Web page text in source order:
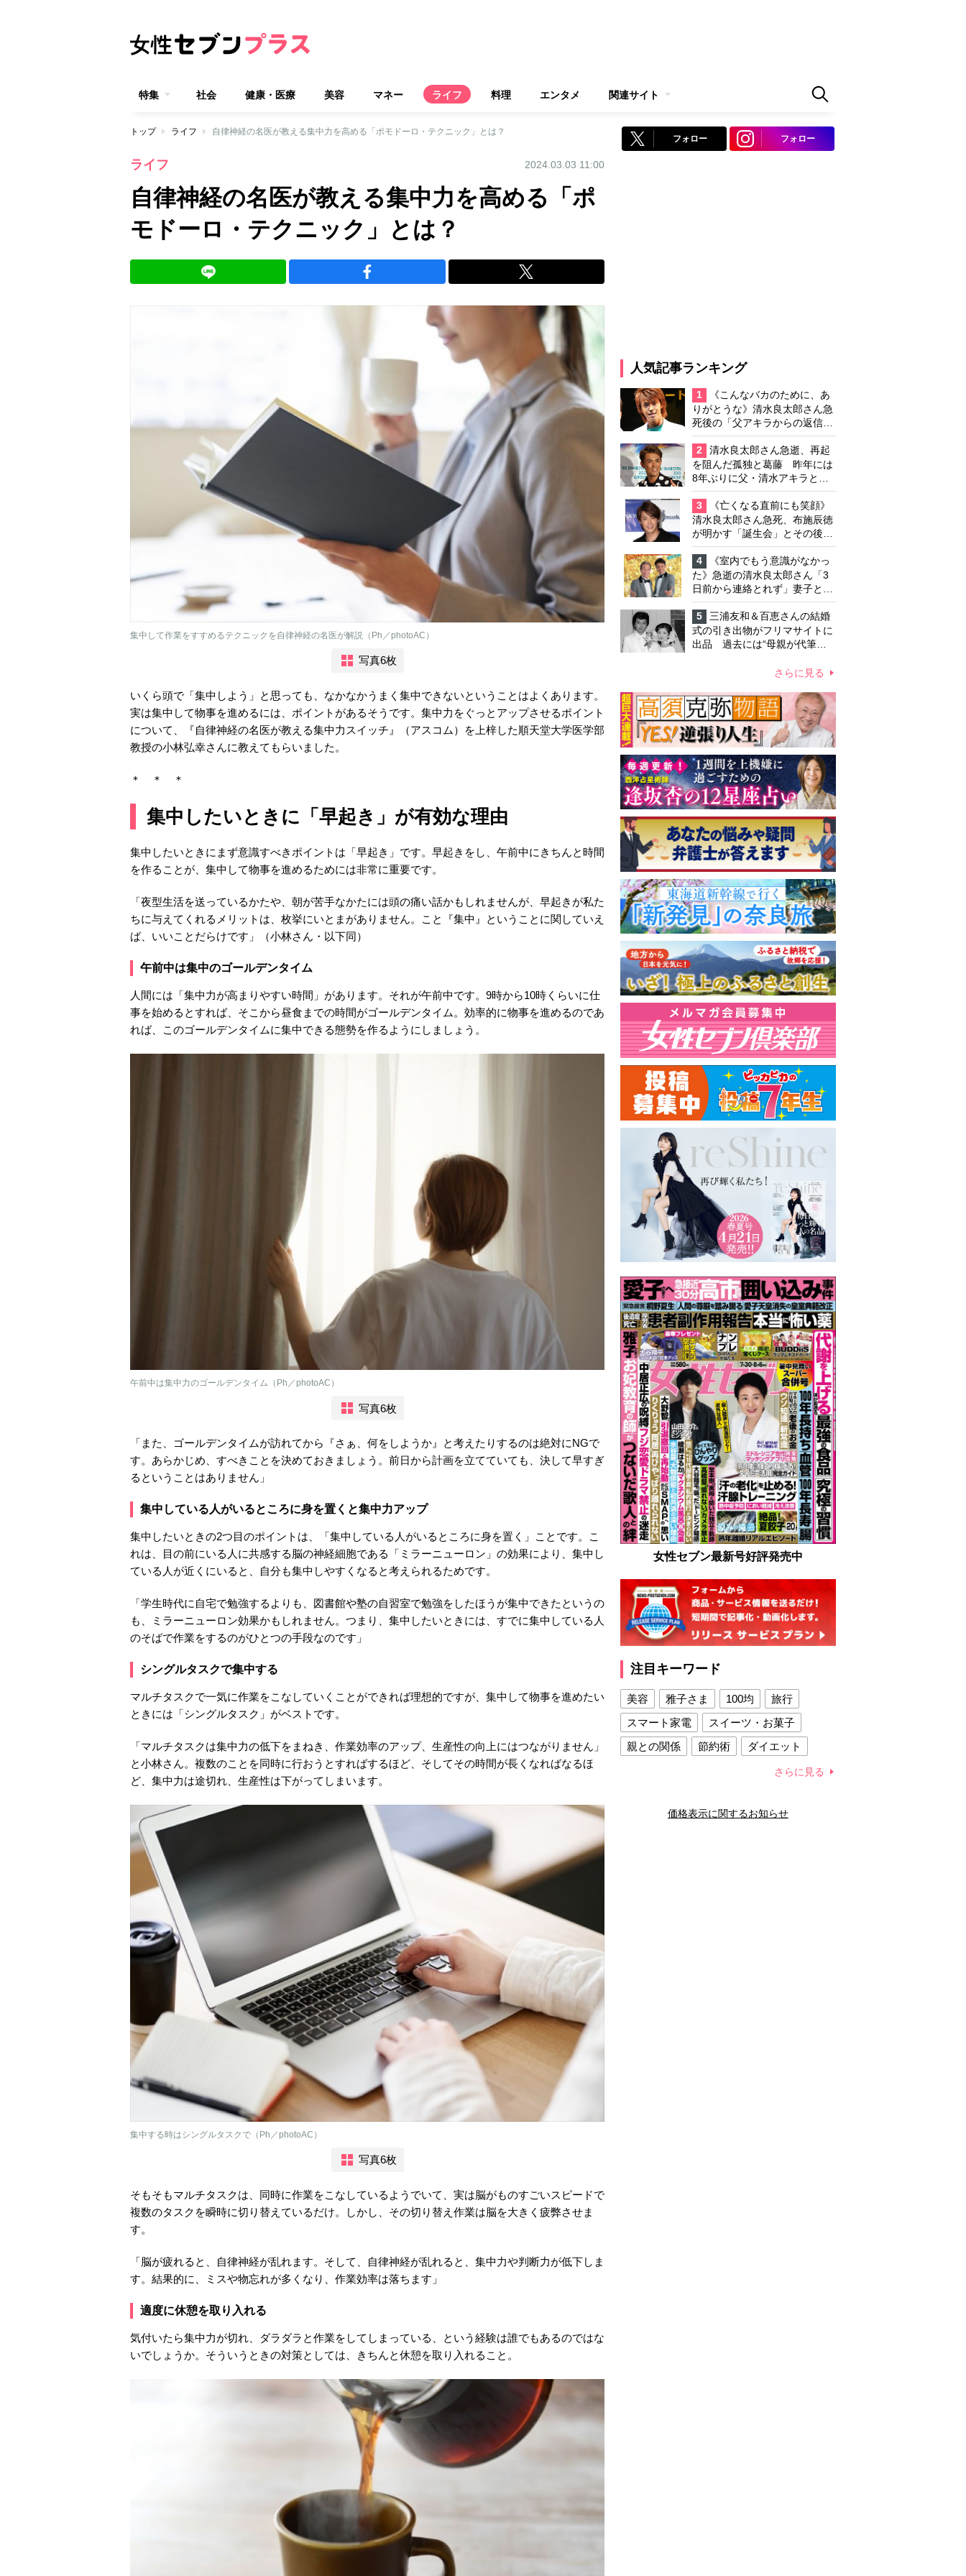
特集 社会 健康・医療 美容 マネー ライフ 料理 エンタメ 関連サイト
トップ ライフ 自律神経の名医が教える集中力を高める「ポモドーロ・テクニック」とは？
ライフ 2024.03.03 11:00
自律神経の名医が教える集中力を高める「ポ
モドーロ・テクニック」とは？
集中して作業をすすめるテクニックを自律神経の名医が解説（Ph／photoAC）
写真6枚
いくら頭で「集中しよう」と思っても、なかなかうまく集中できないということはよくあります。
実は集中して物事を進めるには、ポイントがあるそうです。集中力をぐっとアップさせるポイント
について、『自律神経の名医が教える集中力スイッチ』（アスコム）を上梓した順天堂大学医学部
教授の小林弘幸さんに教えてもらいました。
＊ ＊ ＊
集中したいときに「早起き」が有効な理由
集中したいときにまず意識すべきポイントは「早起き」です。早起きをし、午前中にきちんと時間
を作ることが、集中して物事を進めるためには非常に重要です。
「夜型生活を送っているかたや、朝が苦手なかたには頭の痛い話かもしれませんが、早起きが私た
ちに与えてくれるメリットは、枚挙にいとまがありません。こと『集中』ということに関していえ
ば、いいことだらけです」（小林さん・以下同）
午前中は集中のゴールデンタイム
人間には「集中力が高まりやすい時間」があります。それが午前中です。9時から10時くらいに仕
事を始めるとすれば、そこから昼食までの時間がゴールデンタイム。効率的に物事を進めるのであ
れば、このゴールデンタイムに集中できる態勢を作るようにしましょう。
午前中は集中力のゴールデンタイム（Ph／photoAC）
写真6枚
「また、ゴールデンタイムが訪れてから『さぁ、何をしようか』と考えたりするのは絶対にNGで
す。あらかじめ、すべきことを決めておきましょう。前日から計画を立てていても、決して早すぎ
るということはありません」
集中している人がいるところに身を置くと集中力アップ
集中したいときの2つ目のポイントは、「集中している人がいるところに身を置く」ことです。こ
れは、目の前にいる人に共感する脳の神経細胞である「ミラーニューロン」の効果により、集中し
ている人が近くにいると、自分も集中しやすくなると考えられるためです。
「学生時代に自宅で勉強するよりも、図書館や塾の自習室で勉強をしたほうが集中できたというの
も、ミラーニューロン効果かもしれません。つまり、集中したいときには、すでに集中している人
のそばで作業をするのがひとつの手段なのです」
シングルタスクで集中する
マルチタスクで一気に作業をこなしていくことができれば理想的ですが、集中して物事を進めたい
ときには「シングルタスク」がベストです。
「マルチタスクは集中力の低下をまねき、作業効率のアップ、生産性の向上にはつながりません」
と小林さん。複数のことを同時に行おうとすればするほど、そしてその時間が長くなればなるほ
ど、集中力は途切れ、生産性は下がってしまいます。
集中する時はシングルタスクで（Ph／photoAC）
写真6枚
そもそもマルチタスクは、同時に作業をこなしているようでいて、実は脳がものすごいスピードで
複数のタスクを瞬時に切り替えているだけ。しかし、その切り替え作業は脳を大きく疲弊させま
す。
「脳が疲れると、自律神経が乱れます。そして、自律神経が乱れると、集中力や判断力が低下しま
す。結果的に、ミスや物忘れが多くなり、作業効率は落ちます」
適度に休憩を取り入れる
気付いたら集中力が切れ、ダラダラと作業をしてしまっている、という経験は誰でもあるのではな
いでしょうか。そういうときの対策としては、きちんと休憩を取り入れること。
フォロー フォロー
人気記事ランキング
1
《こんなバカのために、あ
りがとうな》清水良太郎さん急
死後の「父アキラからの返信」
布施辰徳が涙で明かす「順番が
違う」
2
清水良太郎さん急逝、再起
を阻んだ孤独と葛藤 昨年には
8年ぶりに父・清水アキラと共
演、本格的な活動再開に向かっ
ていたが…周囲が懸念していた
「不安定なところ」
3
《亡くなる直前にも笑顔》
清水良太郎さん急死、布施辰徳
が明かす「誕生会」とその後の
メッセージ
4
《室内でもう意識がなかっ
た》急逝の清水良太郎さん「3
日前から連絡とれず」妻子とは
別居で孤独を感じていた
5
三浦友和＆百恵さんの結婚
式の引き出物がフリマサイトに
出品 過去には“母親が代筆し
ほどで売買 昭和スターグッズ
さらに見る
女性セブン最新号好評発売中
注目キーワード
美容 雅子さま 100均
旅行
スマート家電
スイーツ・お菓子
親との関係
節約術
ダイエット
夫との関係
新津春子 どか食い
さらに見る
価格表示に関するお知らせ